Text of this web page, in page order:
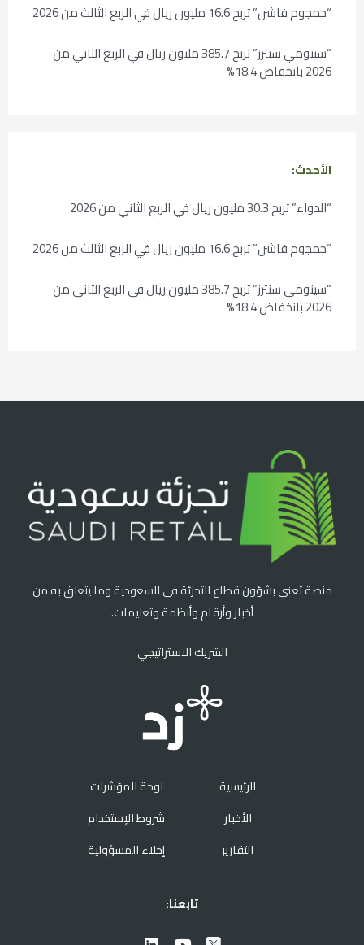
“جمجوم فاشن” تربح 16.6 مليون ريال في الربع الثالث من 2026
“سينومي سنترز” تربح 385.7 مليون ريال في الربع الثاني من
2026 بانخفاض 18.4%
الأحدث:
“الدواء” تربح 30.3 مليون ريال في الربع الثاني من 2026
“جمجوم فاشن” تربح 16.6 مليون ريال في الربع الثالث من 2026
“سينومي سنترز” تربح 385.7 مليون ريال في الربع الثاني من
2026 بانخفاض 18.4%
منصة تعني بشؤون قطاع التجزئة في السعودية وما يتعلق به من
أخبار وأرقام وأنظمة وتعليمات.
الشريك الاستراتيجي
الرئيسية
الأخبار
التقارير
لوحة المؤشرات
شروط الإستخدام
إخلاء المسؤولية
تابعنا: